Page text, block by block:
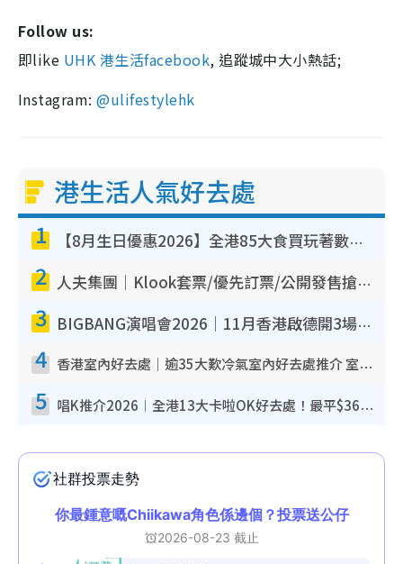
Follow us:
即like UHK 港生活facebook, 追蹤城中大小熱話;
Instagram:@ulifestylehk
港生活人氣好去處
1 【8月生日優惠2026】全港85大食買玩著數攻略 自助餐/火鍋放題同行免費＋誠品/DONKI送現金券
2 人夫集團｜Klook套票/優先訂票/公開發售搶飛攻略！附票價.購票連結.場地座位表
3 BIGBANG演唱會2026｜11月香港啟德開3場！實名制VIP申請、優先購票攻略
4 香港室內好去處｜逾35大歎冷氣室內好去處推介 室內活動免費避雨無懼落雨
5 唱K推介2026︱全港13大卡啦OK好去處！最平$36起 日文K都有！(附地址+收費詳情)